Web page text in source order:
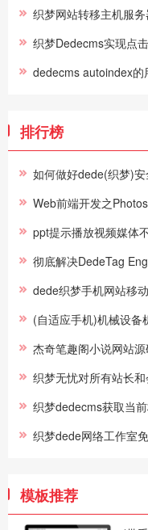
织梦网站转移主机服
织梦Dedecms实现点
dedecms autoindex的
排行榜
如何做好dede(织梦)
Web前端开发之
ppt提示播放视频媒体
彻底解决DedeTag
dede织梦手机网站移动版
(自适应手机)机械设备机械电子
杰奇笔趣阁小说网站源码带后台全
织梦无忧对所有站长
织梦dedecms获取当
织梦dede网络工作室
模板推荐